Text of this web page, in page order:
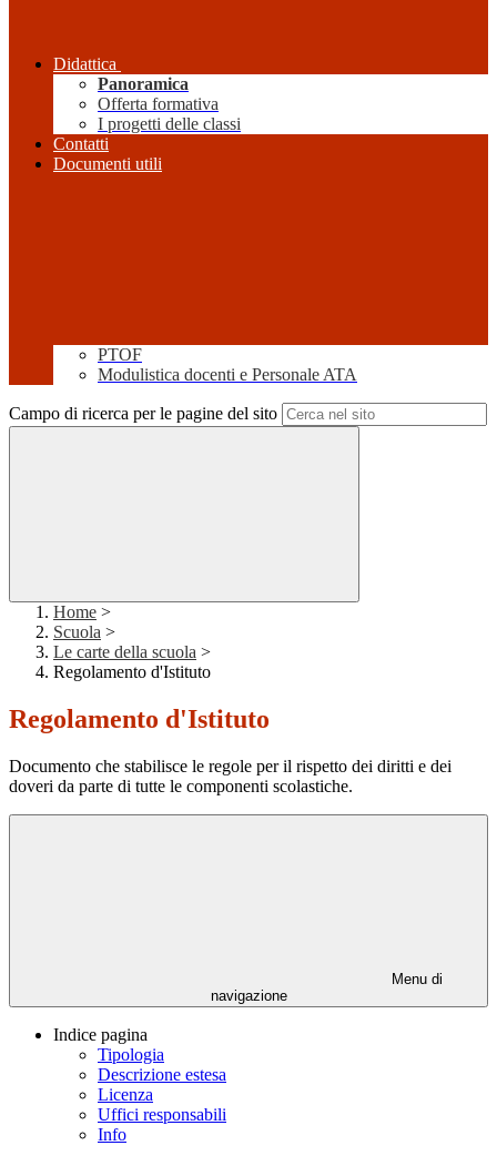
Didattica
Panoramica
Offerta formativa
I progetti delle classi
Contatti
Documenti utili
PTOF
Modulistica docenti e Personale ATA
Campo di ricerca per le pagine del sito
Home >
Scuola >
Le carte della scuola >
Regolamento d'Istituto
Regolamento d'Istituto
Documento che stabilisce le regole per il rispetto dei diritti e dei
doveri da parte di tutte le componenti scolastiche.
Menu di
navigazione
Indice pagina
Tipologia
Descrizione estesa
Licenza
Uffici responsabili
Info